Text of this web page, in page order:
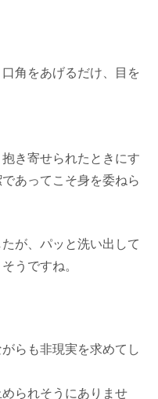
角をあげるだけ、目を
き寄せられたときにす
あってこそ身を委ねら
が、パッと洗い出して
うですね。
らも非現実を求めてし
られそうにありませ